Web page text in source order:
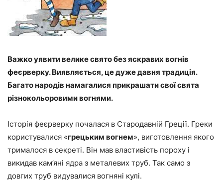
Важко уявити велике свято без яскравих вогнів
феєрверку. Виявляється, це дуже давня традиція.
Багато народів намагалися прикрашати свої свята
різнокольоровими вогнями.
Історія феєрверку почалася в Стародавній Греції. Греки
користувалися «грецьким вогнем», виготовлення якого
трималося в секреті. Він мав властивість пороху і
викидав кам’яні ядра з металевих труб. Так само з
довгих труб видувалися вогняні кулі.